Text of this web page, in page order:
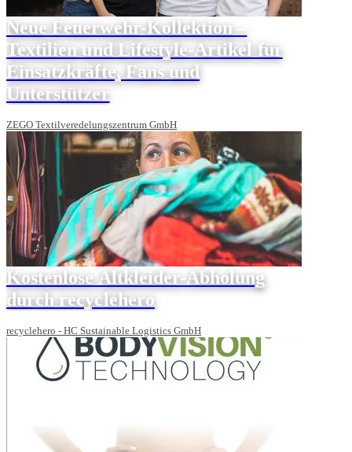
Neue Feuerwehr-Kollektion –
Textilien und Lifestyle-Artikel für
Einsatzkräfte, Fans und
Unterstützer
ZEGO Textilveredelungszentrum GmbH
Kostenlose Altkleider-Abholung
durch recyclehero
recyclehero - HC Sustainable Logistics GmbH